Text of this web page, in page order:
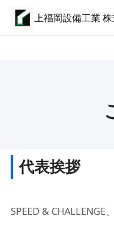
上福岡設備工業
代表挨拶
SPEED & CHALLENGE